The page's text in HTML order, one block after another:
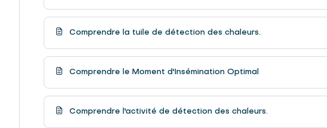
Comprendre la tuile de détection des chaleurs.
Comprendre le Moment d'Insémination Optimal
Comprendre l'activité de détection des chaleurs.